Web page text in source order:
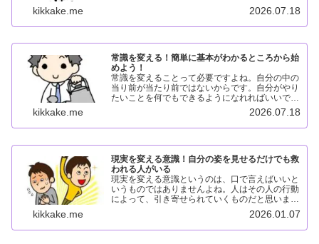
からって考えることができるからです。輪廻転生
kikkake.me 2026.07.18
常識を変える！簡単に基本がわかるところから始
めよう！
常識を変えることって必要ですよね。自分の中の
当り前が当たり前ではないからです。自分がやり
たいことを何でもできるようになれればいいです
よね。そのためには、自分の中の常識を変えてい
けば簡単にできるようになれるはずですよね！常
識を変える理由常識を...
kikkake.me 2026.07.18
現実を変える意識！自分の姿を見せるだけでも救
われる人がいる
現実を変える意識というのは、口で言えばいいと
いうものではありませんよね。人はその人の行動
によって、引き寄せられていくものだと思いま
す。どれだけ本気で向き合っているかどうかです
よね。現実を変える意識！毎日やる気意識を高め
て行動していると、徐々...
kikkake.me 2026.01.07